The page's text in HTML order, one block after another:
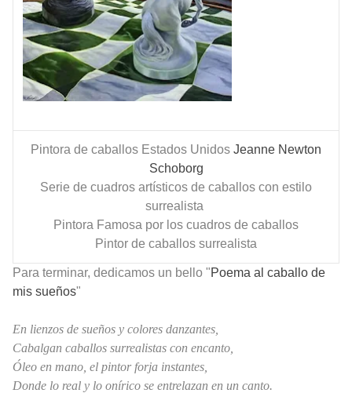
Pintora de caballos Estados Unidos Jeanne Newton
Schoborg
Serie de cuadros artísticos de caballos con estilo
surrealista
Pintora Famosa por los cuadros de caballos
Pintor de caballos surrealista
Para terminar, dedicamos un bello "Poema al caballo de
mis sueños"
En lienzos de sueños y colores danzantes,
Cabalgan caballos surrealistas con encanto,
Óleo en mano, el pintor forja instantes,
Donde lo real y lo onírico se entrelazan en un canto.